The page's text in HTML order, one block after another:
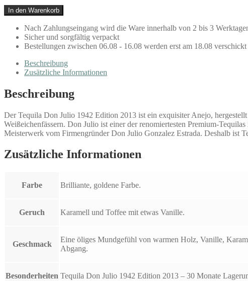
Tequila
Don
Julio
1942
Edition
Menge
In den Warenkorb
Nach Zahlungseingang wird die Ware innerhalb von 2 bis 3
Sicher und sorgfältig verpackt
Bestellungen zwischen 06.08 - 16.08 werden erst am 18.08 verschickt
Beschreibung
Zusätzliche Informationen
Beschreibung
Der Tequila Don Julio 1942 Edition 2013 ist ein exquisiter Anejo,
Weißeichenfässern. Don Julio ist einer der renomiertesten Premium-
Meisterwerk vom Firmengründer Don Julio Gonzalez Estrada. Deshalb ist
Zusätzliche Informationen
Farbe Brilliante, goldene Farbe.
Geruch Karamell und Toffee mit etwas Vanille.
Geschmack
Eine öliges Mundgefühl von warmen Holz, Vanille,
Abgang.
Besonderheiten Tequila Don Julio 1942 Edition 2013 – 30 Monate